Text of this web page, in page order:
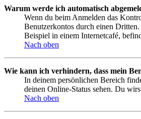
Warum werde ich automatisch
Wenn du beim Anmelden das
Benutzerkontos durch einen
Beispiel in einem Internetcafé,
Nach oben
Wie kann ich verhindern, dass mein
In deinem persönlichen Bereich
deinen Online-Status sehen. Du
Nach oben